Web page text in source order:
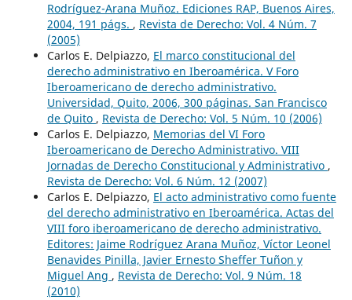
Rodríguez-Arana Muñoz. Ediciones RAP, Buenos Aires,
2004, 191 págs. , Revista de Derecho: Vol. 4 Núm. 7
(2005)
Carlos E. Delpiazzo, El marco constitucional del
derecho administrativo en Iberoamérica. V Foro
Iberoamericano de derecho administrativo.
Universidad, Quito, 2006, 300 páginas. San Francisco
de Quito , Revista de Derecho: Vol. 5 Núm. 10 (2006)
Carlos E. Delpiazzo, Memorias del VI Foro
Iberoamericano de Derecho Administrativo. VIII
Jornadas de Derecho Constitucional y Administrativo ,
Revista de Derecho: Vol. 6 Núm. 12 (2007)
Carlos E. Delpiazzo, El acto administrativo como fuente
del derecho administrativo en Iberoamérica. Actas del
VIII foro iberoamericano de derecho administrativo.
Editores: Jaime Rodríguez Arana Muñoz, Víctor Leonel
Benavides Pinilla, Javier Ernesto Sheffer Tuñon y
Miguel Ang , Revista de Derecho: Vol. 9 Núm. 18
(2010)